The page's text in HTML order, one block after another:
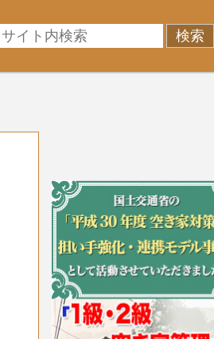
た売却金額、「買取」は短期ではあるが相場よ
悩みを全国の専門家が解決致します！